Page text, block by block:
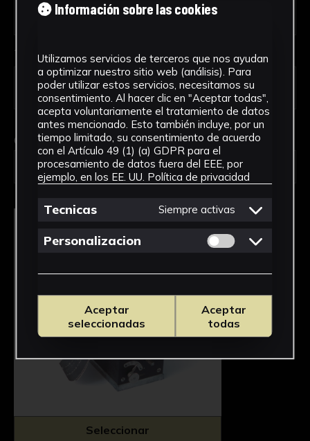
Tipo de uso *
Obra en la que está interesado/a*
2212/Quimógrafo
Seleccionar
Información sobre las cookies
Utilizamos servicios de terceros que nos ayudan
a optimizar nuestro sitio web (análisis). Para
poder utilizar estos servicios, necesitamos su
consentimiento. Al hacer clic en "Aceptar todas",
acepta voluntariamente el tratamiento de datos
antes mencionado. Esto también incluye, por un
tiempo limitado, su consentimiento de acuerdo
con el Artículo 49 (1) (a) GDPR para el
procesamiento de datos fuera del EEE, por
ejemplo, en los EE. UU. Política de privacidad
Tecnicas Siempre activas
Personalizacion Permitir cookies
Aceptar
seleccionadas
Aceptar
todas